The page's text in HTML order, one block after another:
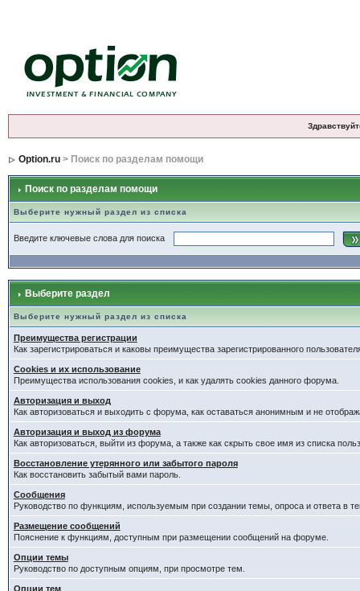
Option.ru> Поиск по разделам помощи
Поиск по разделам помощи
Выберите нужный раздел из списка
Введите ключевые слова для поиска
Выберите раздел
Выберите нужный раздел из списка
Преимущества регистрации
Как зарегистрироваться и каковы преимущества зарегистрированного
Cookies и их использование
Преимущества использования cookies, и как удалять cookies данного форума.
Авторизация и выход
Как авторизоваться и выходить с форума, как оставаться анонимным и не
Авторизация и выход из форума
Как авторизоваться, выйти из форума, а также как скрыть свое имя из списка
Восстановление утерянного или забытого пароля
Как восстановить забытый вами пароль.
Сообщения
Руководство по функциям, используемым при создании темы, опроса и ответа в
Размещение сообщений
Пояснение к функциям, доступным при размещении сообщений на форуме.
Опции темы
Руководство по доступным опциям, при просмотре тем.
Опции тем